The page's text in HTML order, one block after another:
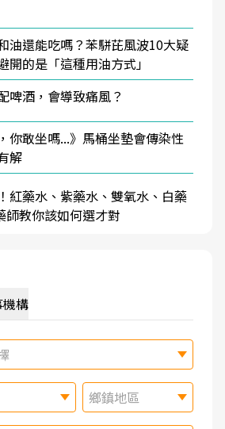
油還能吃嗎？苯駢芘風波10大疑
開的是「這種用油方式」
啤酒，會導致痛風？
你敢坐嗎...》馬桶坐墊會傳染性
解
紅藥水、紫藥水、雙氧水、白藥
師教你該如何選才對
構
鄉鎮地區